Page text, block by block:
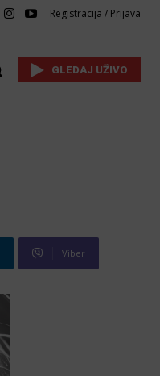
Registracija / Prijava
GLEDAJ UŽIVO
Viber